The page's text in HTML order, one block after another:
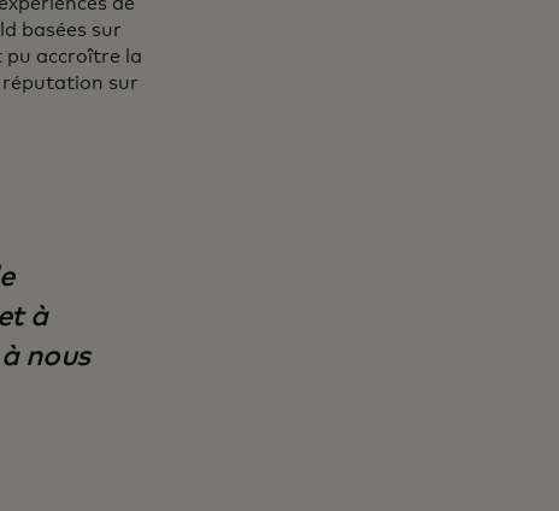
basées sur
pu accroître la
réputation sur
à
nous